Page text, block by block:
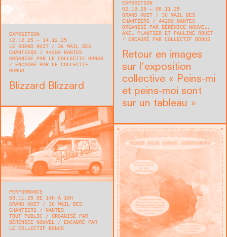
EXPOSITION
12.12.25 — 14.12.25
LE GRAND HUIT
36 MAIL DES
CHANTIERS
44200 NANTES
ORGANISÉ PAR LE COLLECTIF BONUS
ENCADRÉ PAR LE COLLECTIF
BONUS
Blizzard Blizzard
EXPOSITION
02.10.25 — 08.11.25
GRAND HUIT
36 MAIL DES
CHANTIERS
44200 NANTES
ORGANISÉ PAR BÉRÉNICE NOUVEL,
AXEL PLANTIER ET PAULINE ROUET
ENCADRÉ PAR COLLECTIF BONUS
Retour en images
sur l’exposition
collective « Peins-mi
et peins-moi sont
sur un tableau »
PERFORMANCE
08.11.25 DE 14H À 18H
GRAND HUIT
36 MAIL DES
CHANTIERS
NANTES
TOUT PUBLIC
ORGANISÉ PAR
BÉRÉNICE NOUVEL
ENCADRÉ PAR
LE COLLECTIF BONUS